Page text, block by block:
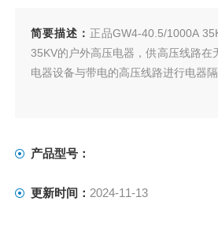
简要描述： 正品GW4-40.5/1000A
35KV的户外高压电器，供高压线路
电器设备与带电的高压线路进行电器
产品型号：
更新时间： 2024-11-13